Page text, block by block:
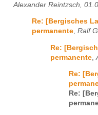
Alexander Reintzsch,
Re: [Bergisches
permanente, Ralf
Re:
permanente
Re:
Re: